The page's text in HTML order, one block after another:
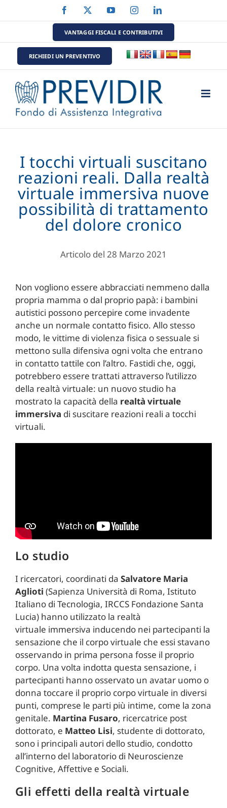
al
Facebook YouTubeInstagramLinkedIn
VANTAGGI FISCALI E CONTRIBUTIVI
RICHIEDI UN PREVENTIVO
I tocchi virtuali suscitano
reazioni reali. Dalla realtà
virtuale immersiva nuove
possibilità di trattamento
del dolore cronico
Articolo del 28 Marzo 2021
Non vogliono essere abbracciati nemmeno dalla
propria mamma o dal proprio papà: i bambini
autistici possono percepire come invadente
anche un normale contatto fisico. Allo stesso
modo, le vittime di violenza fisica o sessuale si
mettono sulla difensiva ogni volta che entrano
in contatto tattile con l’altro. Fastidi che, oggi,
potrebbero essere trattati attraverso l’utilizzo
della realtà virtuale: un nuovo studio ha
mostrato la capacità della realtà virtuale
immersiva di suscitare reazioni reali a tocchi
virtuali.
Lo studio
I ricercatori, coordinati da Salvatore Maria
Aglioti (Sapienza Università di Roma, Istituto
Italiano di Tecnologia, IRCCS Fondazione Santa
Lucia) hanno utilizzato la realtà
virtuale immersiva inducendo nei partecipanti la
sensazione che il corpo virtuale che essi stavano
osservando in prima persona fosse il proprio
corpo. Una volta indotta questa sensazione, i
partecipanti hanno osservato un avatar uomo o
donna toccare il proprio corpo virtuale in diversi
punti, comprese le parti più intime, come la zona
genitale. Martina Fusaro, ricercatrice post
dottorato, e Matteo Lisi, studente di dottorato,
sono i principali autori dello studio, condotto
all’interno del laboratorio di Neuroscienze
Cognitive, Affettive e Sociali.
Gli effetti della realtà virtuale